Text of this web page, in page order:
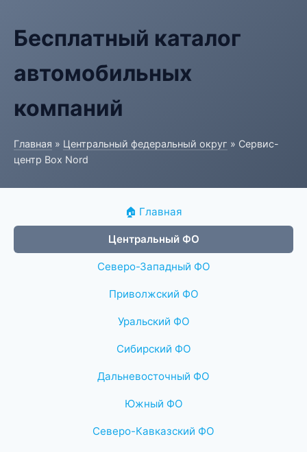
Бесплатный каталог
автомобильных
компаний
Главная » Центральный федеральный округ » Сервис-
центр Box Nord
🏠 Главная
Центральный ФО
Северо-Западный ФО
Приволжский ФО
Уральский ФО
Сибирский ФО
Дальневосточный ФО
Южный ФО
Северо-Кавказский ФО